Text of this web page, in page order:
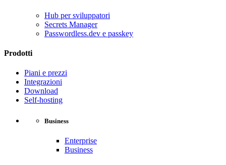
Hub per sviluppatori
Secrets Manager
Passwordless.dev e passkey
Prodotti
Piani e prezzi
Integrazioni
Download
Self-hosting
Business
Enterprise
Business